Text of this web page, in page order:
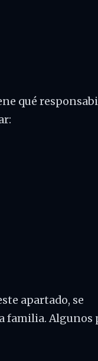
qué
apartado, se
familia. Algunos